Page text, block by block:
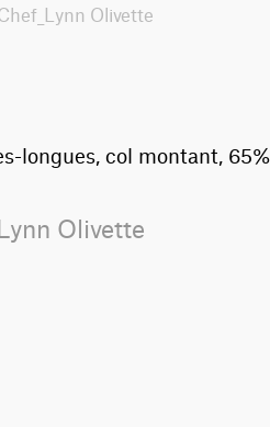
Olivette
longues, col montant,
Olivette